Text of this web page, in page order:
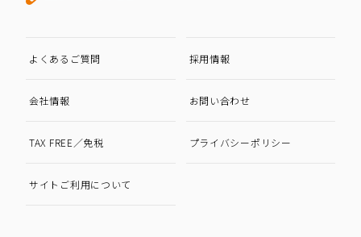
よくあるご質問 採用情報
会社情報 お問い合わせ
TAX FREE／免税 プライバシーポリシー
サイトご利用について